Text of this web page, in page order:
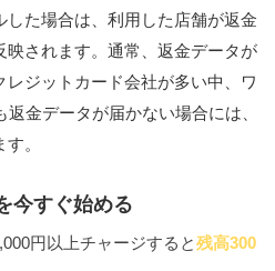
した場合は、利用した店舗が返金
映されます。通常、返金データが
ジットカード会社が多い中、ワ
返金データが届かない場合には、
。
今すぐ始める
円以上チャージすると残高300